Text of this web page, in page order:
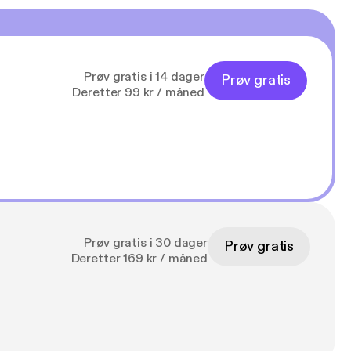
Prøv gratis i 14 dager
Deretter 99 kr / måned
Prøv gratis
Prøv gratis i 30 dager
Deretter 169 kr / måned
Prøv gratis